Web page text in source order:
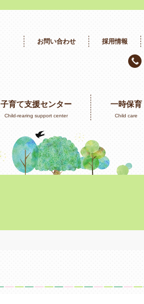
お問い合わせ 採用情報
子育て支援センター
Child-rearing support center
一時保育
Child care